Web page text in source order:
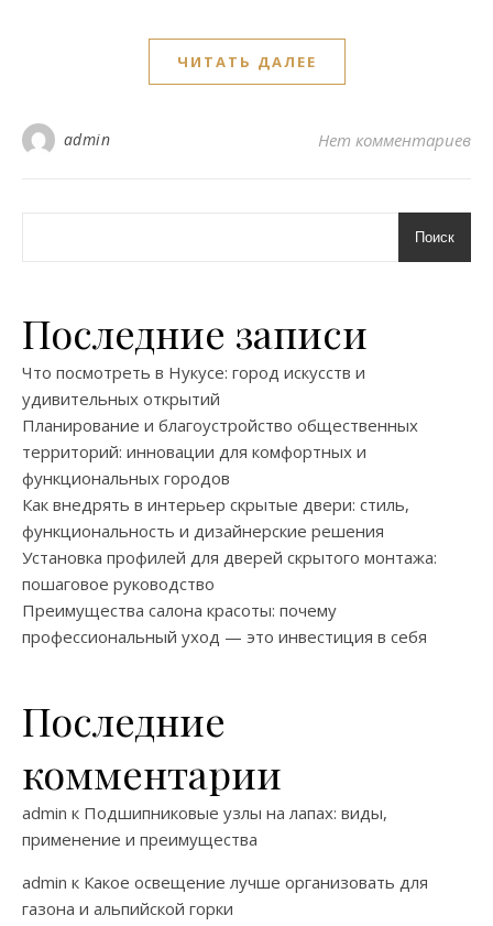
ЧИТАТЬ ДАЛЕЕ
admin Нет комментариев
Поиск
Последние записи
Что посмотреть в Нукусе: город искусств и
удивительных открытий
Планирование и благоустройство общественных
территорий: инновации для комфортных и
функциональных городов
Как внедрять в интерьер скрытые двери: стиль,
функциональность и дизайнерские решения
Установка профилей для дверей скрытого монтажа:
пошаговое руководство
Преимущества салона красоты: почему
профессиональный уход — это инвестиция в себя
Последние
комментарии
admin к Подшипниковые узлы на лапах: виды,
применение и преимущества
admin к Какое освещение лучше организовать для
газона и альпийской горки